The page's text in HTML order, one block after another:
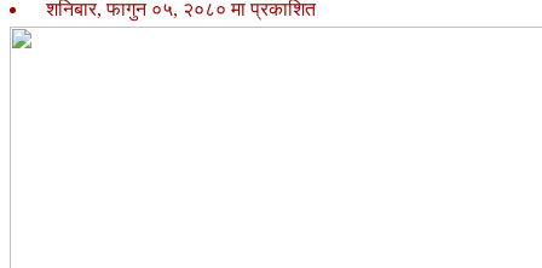
शनिबार, फागुन ०५, २०८० मा प्रकाशित